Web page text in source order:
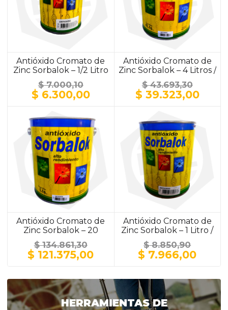
Antióxido Cromato de
Zinc Sorbalok – 1/2 Litro
/ ALUMINIO
$7.000,10
El
precio
original
era:
$ 7.000,10.
$ 6.300,00El
es:
$ 6.300,00.
Antióxido Cromato de
Zinc Sorbalok – 4 Litros /
$43.693,30
El
precio
era:
$ 43.693,30.
$ 39.323,00El
Antióxido Cromato de
Zinc Sorbalok – 20
Litros / GRIS
$134.861,30
El
precio
era:
$ 134.861,30.
$ 121.375,00El
es:
$ 121.375,00.
Antióxido Cromato de
Zinc Sorbalok – 1 Litro /
GRIS
$8.850,90
El
precio
era:
$ 8.850,90.
$ 7.966,00El
es:
$
HERRAMIENTAS DE